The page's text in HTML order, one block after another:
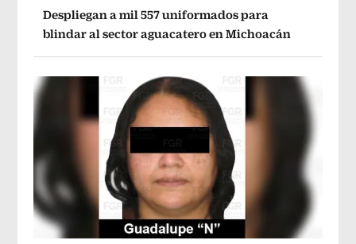
Despliegan a mil 557 uniformados para
blindar al sector aguacatero en Michoacán